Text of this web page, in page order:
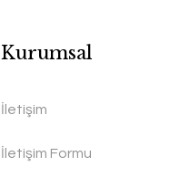
Kurumsal
İletişim
İletişim Formu